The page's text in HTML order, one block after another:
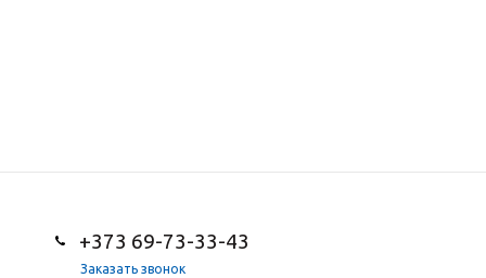
+373 69-73-33-43
Заказать звонок